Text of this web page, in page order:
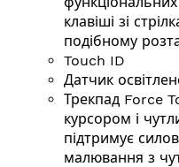
клавіші зі
подібному
Touch ID
Датчик
Трекпад Force
курсором і
підтримує
малювання з